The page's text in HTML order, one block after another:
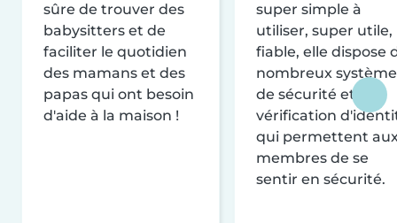
sûre de trouver des
babysitters et de
faciliter le quotidien
des mamans et des
papas qui ont besoin
d'aide à la maison !
super simple à
utiliser, super utile,
fiable, elle dispose
nombreux
de sécurité et de
vérification
qui permettent
membres de se
sentir en sécurité.